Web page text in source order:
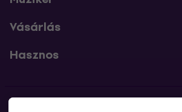
Vásárlás
Hasznos